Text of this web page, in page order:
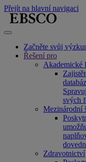
Přejít na hlavní navigaci
Začněte svůj
Řešení pro
Akademické
svých
Mezinárodní
Zdravotnictví